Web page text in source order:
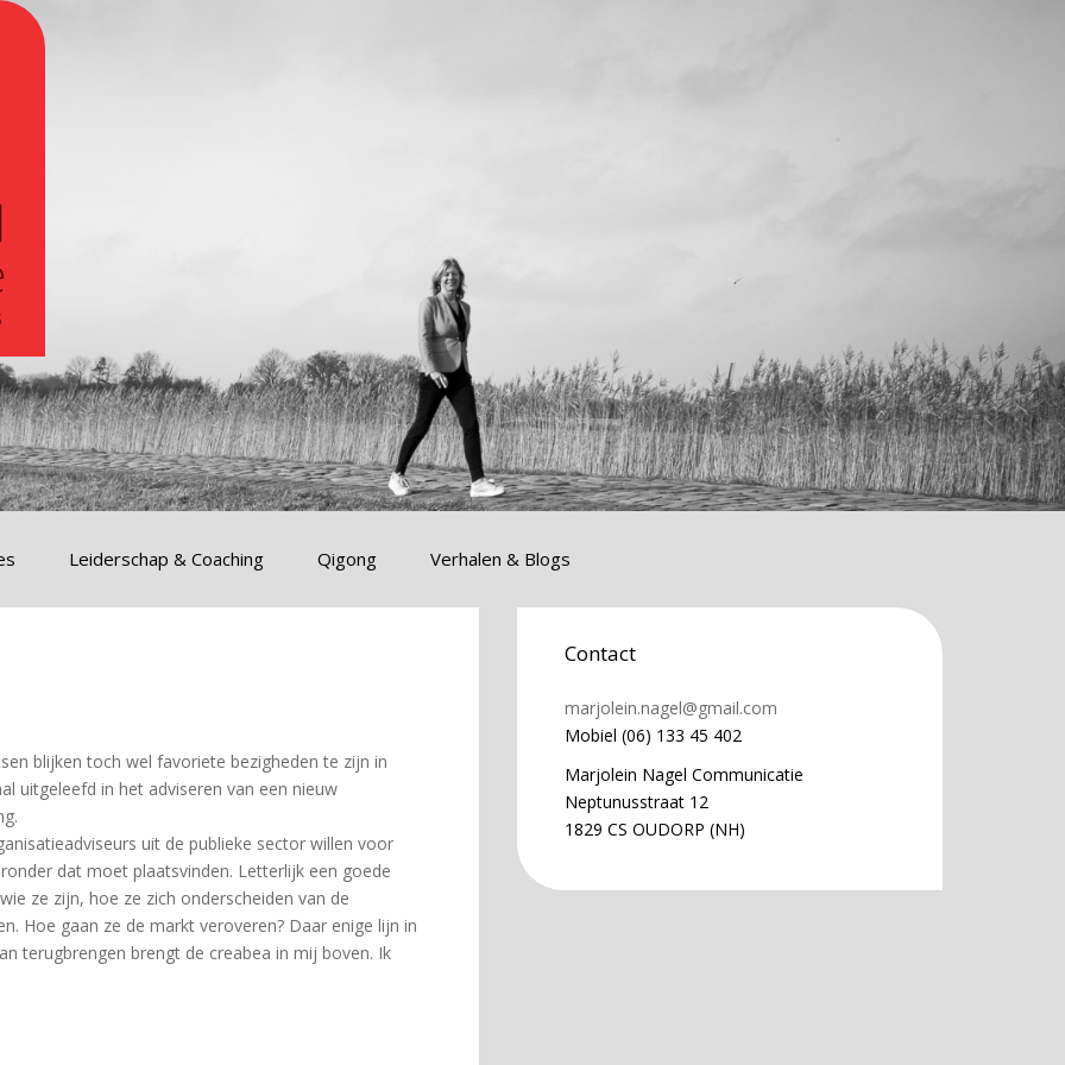
Leiderschap & Coaching Qigong Verhalen & Blogs
blijken toch wel favoriete bezigheden te zijn in
uitgeleefd in het adviseren van een nieuw
uit de publieke sector willen voor
dat moet plaatsvinden. Letterlijk een goede
ze zijn, hoe ze zich onderscheiden van de
Hoe gaan ze de markt veroveren? Daar enige lijn in
terugbrengen brengt de creabea in mij boven. Ik
Contact
marjolein.nagel@gmail.com
Mobiel (06) 133 45 402
Marjolein Nagel Communicatie
Neptunusstraat 12
1829 CS OUDORP (NH)